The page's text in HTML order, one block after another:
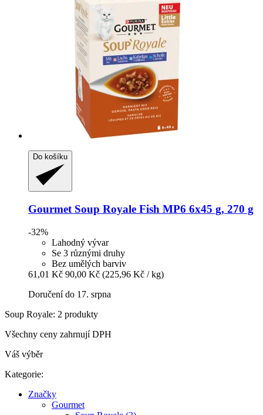
Do košíku
Gourmet Soup Royale Fish MP6 6x45 g, 270 g
-32%
Lahodný vývar
Se 3 různými druhy
Bez umělých barviv
61,01 Kč 90,00 Kč (225,96 Kč / kg)
Doručení do 17. srpna
Soup Royale: 2 produkty
Všechny ceny zahrnují DPH
Váš výběr
Kategorie:
Značky
Gourmet